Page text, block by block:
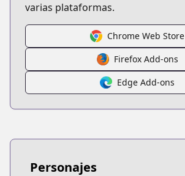
varias plataformas.
Chrome Web Store
Firefox Add-ons
Edge Add-ons
Personajes